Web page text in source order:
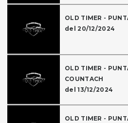
OLD TIMER -
del 20/12/2024
OLD TIMER -
COUNTACH
del 13/12/2024
OLD TIMER -